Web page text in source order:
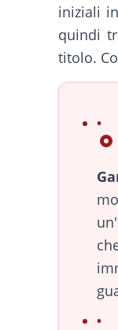
iniziali
quindi
titolo.